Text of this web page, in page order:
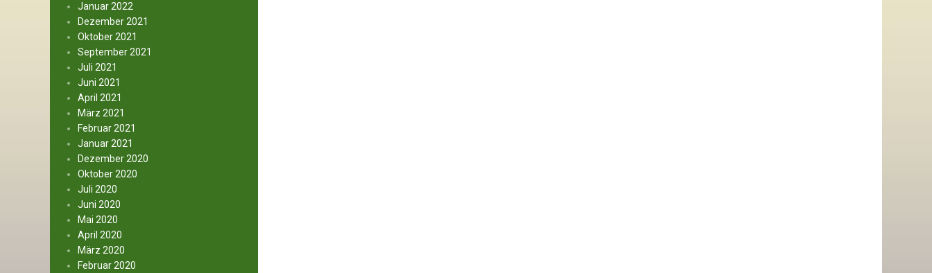
Januar 2022
Dezember 2021
Oktober 2021
September 2021
Juli 2021
Juni 2021
April 2021
März 2021
Februar 2021
Januar 2021
Dezember 2020
Oktober 2020
Juli 2020
Juni 2020
Mai 2020
April 2020
März 2020
Februar 2020